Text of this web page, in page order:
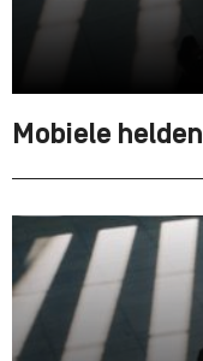
Mobiele helden